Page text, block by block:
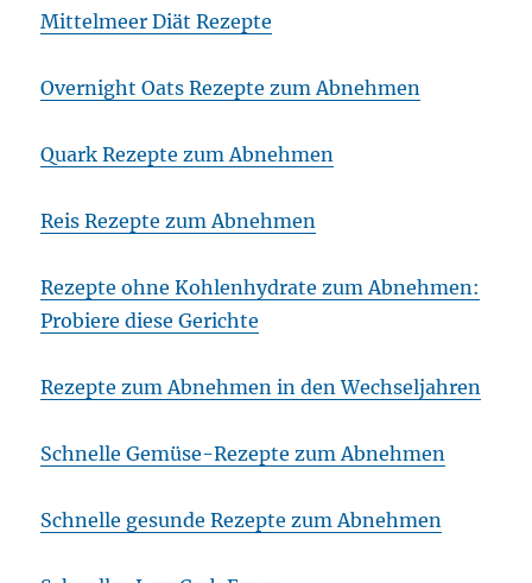
Mittelmeer Diät Rezepte
Overnight Oats Rezepte zum Abnehmen
Quark Rezepte zum Abnehmen
Reis Rezepte zum Abnehmen
Rezepte ohne Kohlenhydrate zum Abnehmen:
Probiere diese Gerichte
Rezepte zum Abnehmen in den Wechseljahren
Schnelle Gemüse-Rezepte zum Abnehmen
Schnelle gesunde Rezepte zum Abnehmen